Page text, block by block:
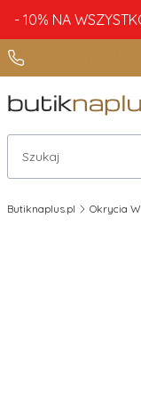
- 10% NA
Otwórz wyszukiwarkę
Butiknaplus.pl Okrycia